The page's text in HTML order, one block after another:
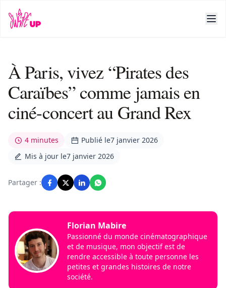
À Paris, vivez “Pirates des
Caraïbes” comme jamais en
ciné-concert au Grand Rex
4 minutes Publié le7 janvier 2026
Mis à jour le7 janvier 2026
Partager :
Florian Mabire
Passionné du monde cinématographique
et de musique, mon objectif est de
rendre accessible à toute personne les
petites et grandes histoires de notre
société.